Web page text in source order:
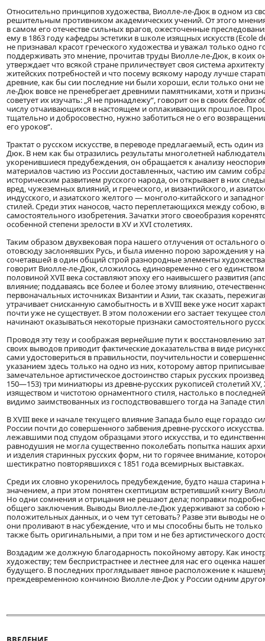
Относительно принципов художества, Виолле-ле-Дюк в одном из
решительным противником академических учений. От этого
в самом его отечестве сильных врагов, ожесточенные
ему в 1863 году кафедры эстетики в школе изящных искусств (Ecole
не признавал красот греческого художества и уважал только одно
поддерживать это мнение, прочитав труды Виолле-ле-Дюк, в коих
утверждает что всякой стране приличествует своя система
житейских потребностей и что посему всякому народу лучше
древние, как бы сии последние ни были хороши, если только они
ле-Дюк вовсе не пренебрегает древними памятниками, хотя и
советует их изучать: „Я не принадлежу“, говорит он в своихбеседах
числу отчаивающихся в настоящем и оплакивающих прошлое.
тщательно и добросовестно, нужно заботиться не о его
его уроков“.
Трактат о русском искусстве, в переводе предлагаемый, есть
Дюк. В нем как бы отразились результаты многолетней
укоренившиеся предубеждения, он обращается к анализу
материалов частию из России доставленных, частию им самим
историческим развитием русского народа, он открывает в них
вред, чужеземных влияний, и греческого, и византийского, и
индусского, и азиатского желтого — монголо-китайского и
стилей. Среди этих наносов, часто переплетающихся между собою,
самостоятельного изобретения. Зачатки этого своеобразия
особенной степени зрелости в XV и XVI столетиях.
Таким образом двухвековая пора нашего отлучения от
отовсюду заслонявших Русь, и была именно порою зарождения у
сочетавшей в один общий строй разнородные элементы
говорит Виолле-ле-Дюк, сложилось единовременно с его
половиной XVII века составляют эпоху его наивысшего развития
влияние; поддаваясь все более и более этому влиянию,
первоначальных источниках Византии и Азии, так сказать,
утрачивает снисканную самобытность и в XVIII веке уже носит
почти уже не существует. В этом положении его застает текущее
начинают оказываться некоторые признаки самостоятельного
Проводя эту тезу и соображая вернейшие пути к восстановлению
своих выводов приводит фактические доказательства в виде
сами удостовериться в правильности, поучительности и
указанием здесь только на одно из них, которому автор
замечательное артистическое достоинство старых русских
150—153) три миниатюры из древне-русских рукописей столетий
изяществом и чистотою орнаментного стиля, настолько в
видимо заимствованных из господствовавшего тогда на Западе
В XVIII веке и начале текущего влияние Запада было еще гораздо
России почти до совершенного забвения древне-русского
лежавшими под спудом образцами этого искусства, и то
равнодушия не могла существенно поколебать попытка наших
и изделия старинных русских форм, ни то горячее внимание,
шестикратно повторявшихся с 1851 года всемирных выставках.
Среди их словно укоренилось предубеждение, будто наша
значением, а при этом понятен скептицизм встретивший книгу
Но одни сомнения и отрицания не решают дела; поправки
общего заключения. Выводы Виолле-ле-Дюк удерживают за собою
положительных данных, и о чем тут сетовать? Разве эти выводы не
они проливают в нас убеждение, что и мы способны быть не
также быть оригинальными, а при том и не без артистического
Воздадим же должную благодарность покойному автору. Как
художеству; тем беспристрастнее и лестнее для нас его оценка
будущего. В последних проглядывает явное расположение к
преждевременною кончиною Виолле-ле-Дюк у России одним